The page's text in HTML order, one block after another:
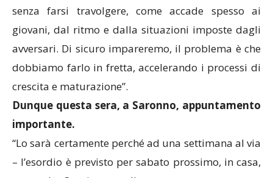
senza farsi travolgere, come accade spesso ai
giovani, dal ritmo e dalla situazioni imposte dagli
avversari. Di sicuro impareremo, il problema è che
dobbiamo farlo in fretta, accelerando i processi di
crescita e maturazione”.
Dunque questa sera, a Saronno, appuntamento
importante.
“Lo sarà certamente perché ad una settimana al via
– l’esordio è previsto per sabato prossimo, in casa,